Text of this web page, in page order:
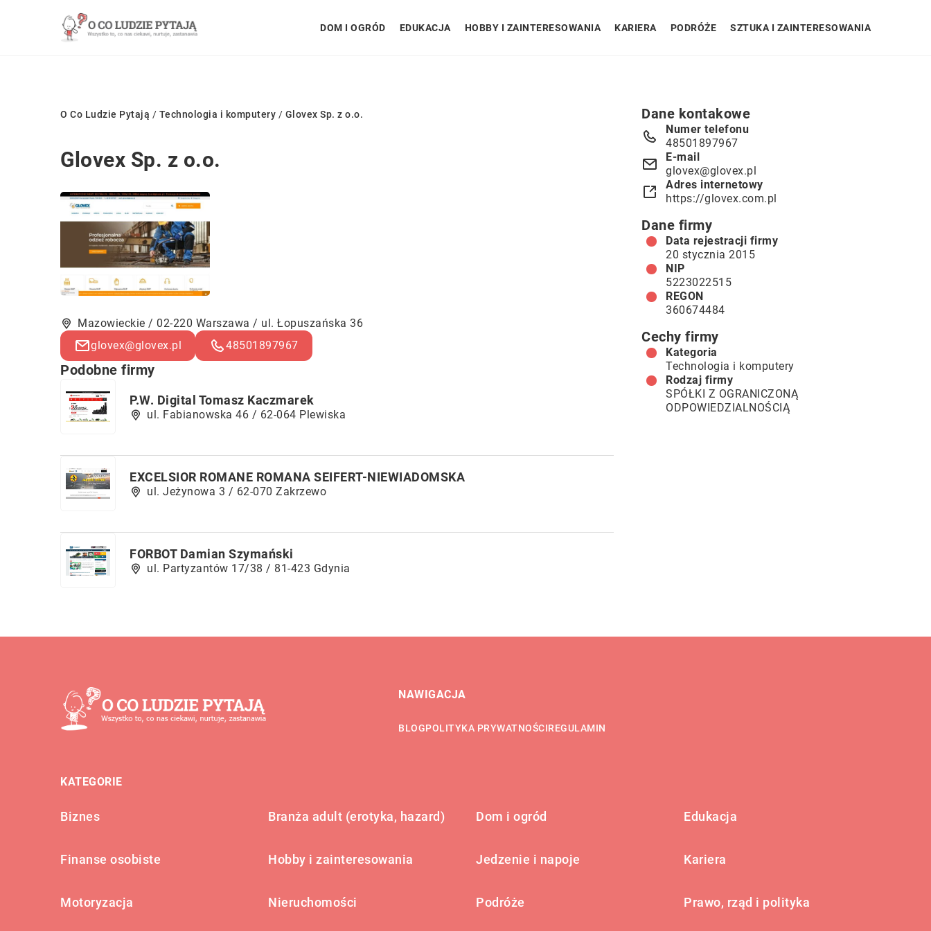
DOM I OGRÓD EDUKACJA HOBBY I ZAINTERESOWANIA KARIERA PODRÓŻE SZTUKA I ZAINTERESOWANIA
O Co Ludzie Pytają / Technologia i komputery / Glovex Sp. z o.o.
Glovex Sp. z o.o.
Mazowieckie / 02-220 Warszawa / ul. Łopuszańska 36
glovex@glovex.pl
48501897967
Podobne firmy
P.W. Digital Tomasz Kaczmarek
ul. Fabianowska 46 / 62-064 Plewiska
EXCELSIOR ROMANE ROMANA SEIFERT-NIEWIADOMSKA
ul. Jeżynowa 3 / 62-070 Zakrzewo
FORBOT Damian Szymański
ul. Partyzantów 17/38 / 81-423 Gdynia
Dane kontakowe
Numer telefonu
48501897967
E-mail
glovex@glovex.pl
Adres internetowy
https://glovex.com.pl
Dane firmy
Data rejestracji firmy
20 stycznia 2015
NIP
5223022515
REGON
360674484
Cechy firmy
Kategoria
Technologia i komputery
Rodzaj firmy
SPÓŁKI Z OGRANICZONĄ
ODPOWIEDZIALNOŚCIĄ
NAWIGACJA
BLOGPOLITYKA PRYWATNOŚCIREGULAMIN
KATEGORIE
Biznes Branża adult (erotyka, hazard) Dom i ogród Edukacja
Finanse osobiste Hobby i zainteresowania Jedzenie i napoje Kariera
Motoryzacja Nieruchomości Podróże Prawo, rząd i polityka